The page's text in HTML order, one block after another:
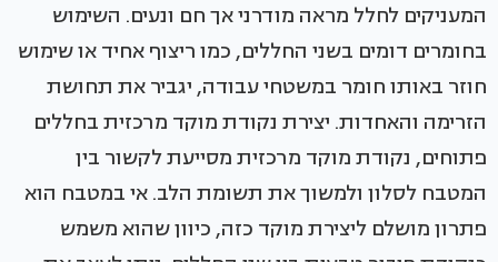
המעניקים לחלל מראה מודרני אך חם ונעים. השימוש
בחומרים דומים בשני החללים, כמו ריצוף אחיד או שימוש
חוזר באותו חומר במשטחי עבודה, יגביר את תחושת
הזרימה והאחדות. יצירת נקודת מוקד מרכזית בחללים
פתוחים, נקודת מוקד מרכזית מסייעת לקשור בין
המטבח לסלון ולמשוך את תשומת הלב. אי במטבח הוא
פתרון מושלם ליצירת מוקד כזה, כיוון שהוא משמש